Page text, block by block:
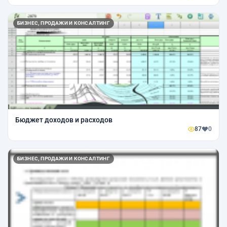
БИЗНЕС, ПРОДАЖИ И КОНСАЛТИНГ
Бюджет доходов и расходов
87 0
БИЗНЕС, ПРОДАЖИ И КОНСАЛТИНГ